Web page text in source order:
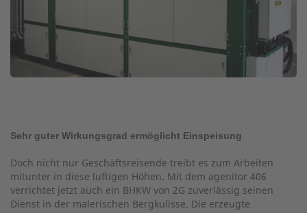
Sehr guter Wirkungsgrad ermöglicht Einspeisung
Doch nicht nur Geschäftsreisende treibt es zum Arbeiten
mitunter in diese luftigen Höhen. Mit dem agenitor 406
verrichtet jetzt auch ein BHKW von 2G zuverlässig seinen
Dienst in der malerischen Bergkulisse. Die erzeugte